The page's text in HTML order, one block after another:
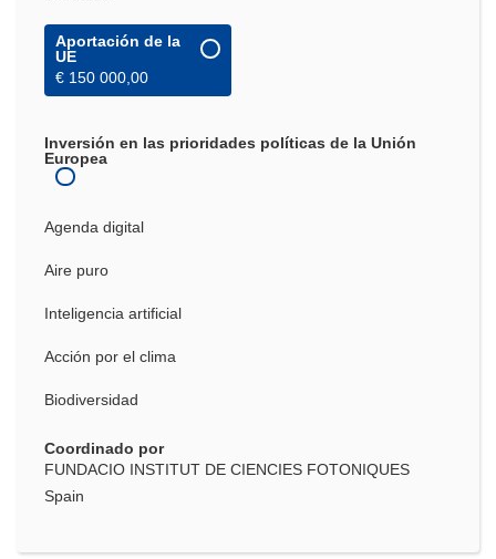
Aportación de la
UE
€ 150 000,00
Inversión en las prioridades políticas de la Unión
Europea
Agenda digital
Aire puro
Inteligencia artificial
Acción por el clima
Biodiversidad
Coordinado por
FUNDACIO INSTITUT DE CIENCIES FOTONIQUES
Spain